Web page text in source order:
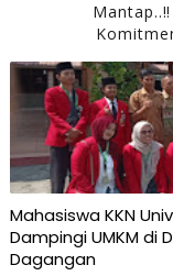
Mahasiswa KKN
Dampingi UMKM di
Dagangan